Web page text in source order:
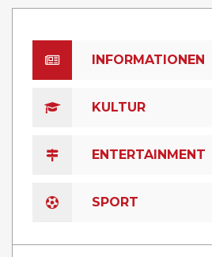
INFORMATIONEN
KULTUR
ENTERTAINMENT
SPORT